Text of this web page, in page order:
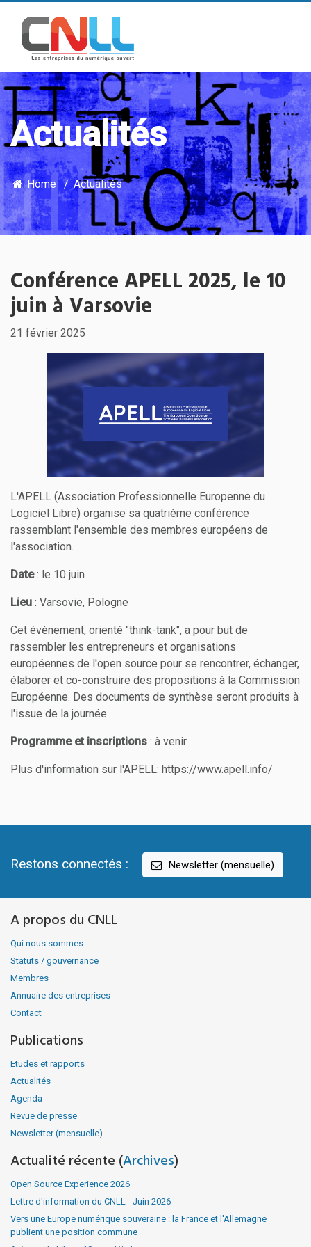
Actualités
Home Actualités
Conférence APELL 2025, le 10
juin à Varsovie
21 février 2025
L'APELL (Association Professionnelle Europenne du
Logiciel Libre) organise sa quatrième conférence
rassemblant l'ensemble des membres européens de
l'association.
Date: le 10 juin
Lieu : Varsovie, Pologne
Cet évènement, orienté "think-tank", a pour but de
rassembler les entrepreneurs et organisations
européennes de l'open source pour se rencontrer, échanger,
élaborer et co-construire des propositions à la Commission
Européenne. Des documents de synthèse seront produits à
l'issue de la journée.
Programme et inscriptions : à venir.
Plus d'information sur l'APELL: https://www.apell.info/
Restons connectés : Newsletter (mensuelle)
A propos du CNLL
Qui nous sommes
Statuts / gouvernance
Membres
Annuaire des entreprises
Contact
Publications
Etudes et rapports
Actualités
Agenda
Revue de presse
Newsletter (mensuelle)
Actualité récente (Archives)
Open Source Experience 2026
Lettre d'information du CNLL - Juin 2026
Vers une Europe numérique souveraine : la France et l'Allemagne
publient une position commune